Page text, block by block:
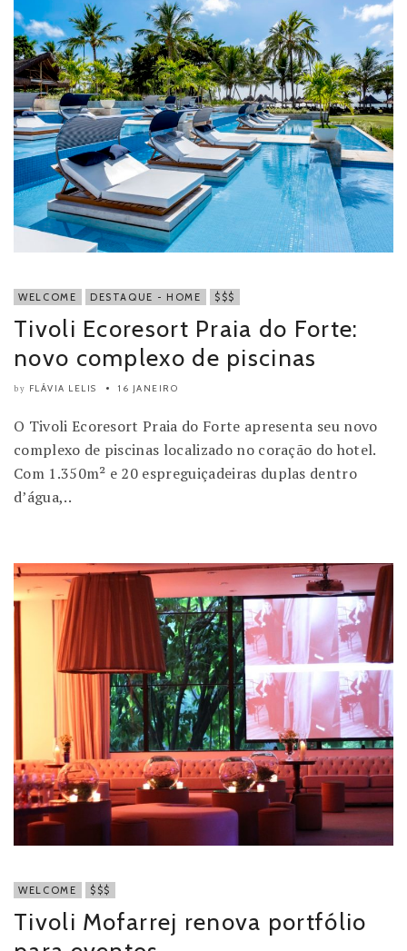
WELCOME DESTAQUE - HOME $$$
Tivoli Ecoresort Praia do Forte:
novo complexo de piscinas
by FLÁVIA LELIS 16 JANEIRO
O Tivoli Ecoresort Praia do Forte apresenta seu novo
complexo de piscinas localizado no coração do hotel.
Com 1.350m² e 20 espreguiçadeiras duplas dentro
d’água,..
WELCOME $$$
Tivoli Mofarrej renova portfólio